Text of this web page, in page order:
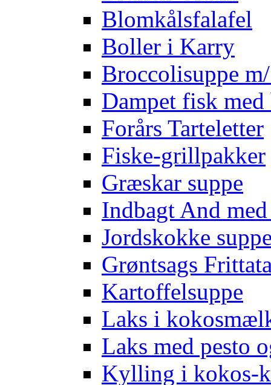
Blomkålsfalafel
Boller i Karry
Broccolisuppe
Dampet fisk
Forårs Tarteletter
Fiske-grillpakker
Græskar suppe
Indbagt And
Jordskokke
Grøntsags
Kartoffelsuppe
Laks i
Laks med pesto
Kylling i kokos-